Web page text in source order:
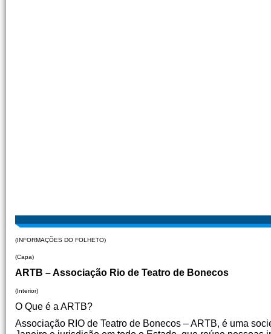
(INFORMAÇÕES DO FOLHETO)
(Capa)
ARTB – Associação Rio de Teatro de Bonecos
(Interior)
O Que é a ARTB?
Associação RIO de Teatro de Bonecos – ARTB, é uma